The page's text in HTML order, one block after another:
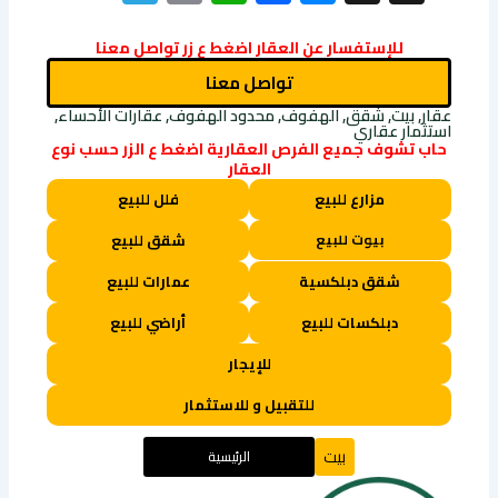
Link
للإستفسار عن العقار اضغط ع زر تواصل معنا
تواصل معنا
عقار, بيت, شقق, الهفوف, محدود الهفوف, عقارات الأحساء,
استثمار عقاري
حاب تشوف جميع الفرص العقارية اضغط ع الزر حسب نوع
العقار
مزارع للبيع فلل للبيع
بيوت للبيع
شقق للبيع
شقق دبلكسية
عمارات للبيع
دبلكسات للبيع
أراضي للبيع
للإيجار
للتقبيل و للاستثمار
بيت الرئيسية